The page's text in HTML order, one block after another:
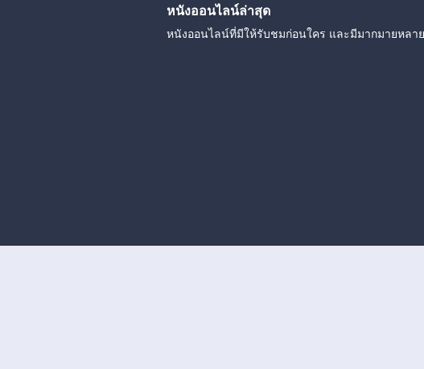
หนังออนไลน์ล่าสุด
หนังออนไลน์ที่มีให้รับชมก่อนใคร และมีมากมายหลา